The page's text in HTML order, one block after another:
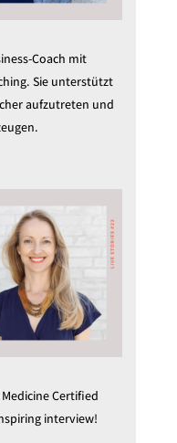
Coach mit
Sie unterstützt
aufzutreten und
Certified
interview!